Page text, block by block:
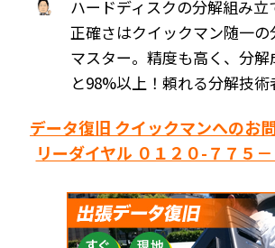
ハードディスクの分解組み立
正確さはクイックマン随一の
マスター。精度も高く、分
と98%以上！頼れる分解技術
データ復旧 クイックマンへのお
リーダイヤル ０１２０-７７５－